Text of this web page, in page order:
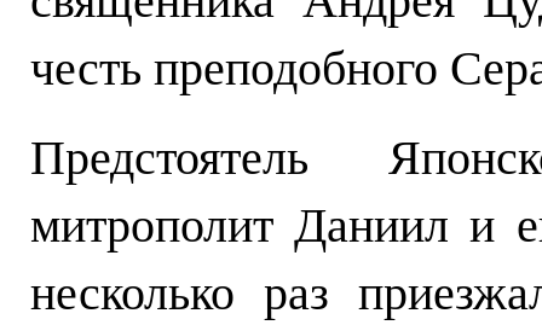
честь преподобного
Предстоятель
митрополит Даниил и
несколько раз